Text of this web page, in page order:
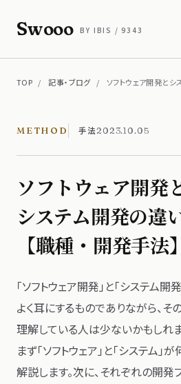
Swooo BY IBIS / 9343
TOP / 記事・ブログ / ソフトウェア開発と
METHOD 手法2023.10.05
ソフトウェア開発
システム開発の​違
【職種・開発手法】
「ソフトウェア開発」と​「システム
よく​耳に​する​ものでありながら、​
理解している​人は​少ないかもしれ
まず​「ソフトウェア」と​「システム
解説します。​次に、​それぞれの​開